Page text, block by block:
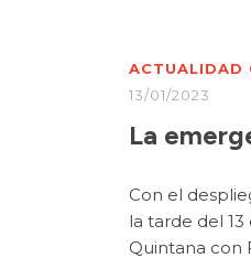
ACTUALIDAD
13/01/2023
La
Con el
la tarde del
Quintana con